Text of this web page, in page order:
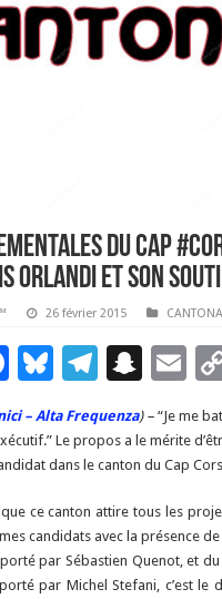
du Cap
Orlandi et son
26 février 2015
F
ac
e
b
o
o
k
Bl
u
es
ky
T
e
gr
a
m
S
n
a
p
c
h
at
E
m
ai
l
– Alta Frequenza) – “Je me
Le propos a le mérite
dans le canton du Cap
ce canton attire tous les
candidats avec la présence
par Sébastien Quenot, et
par Michel Stefani, c’est le